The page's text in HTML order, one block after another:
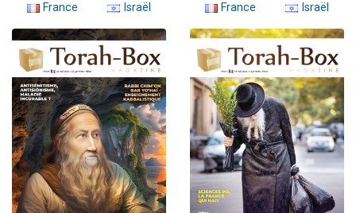
France
Israël
France
Israël